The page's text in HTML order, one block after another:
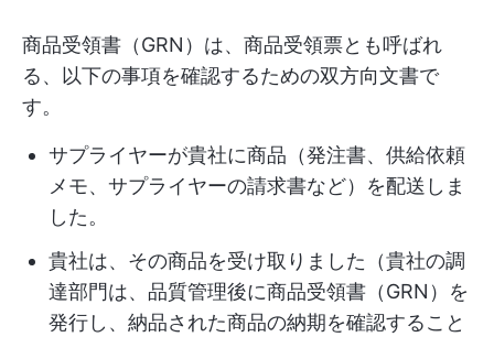
商品受領書（GRN）は、商品受領票とも呼ばれ
る、以下の事項を確認するための双方向文書で
す。
サプライヤーが貴社に商品（発注書、供給依頼
メモ、サプライヤーの請求書など）を配送しま
した。
貴社は、その商品を受け取りました（貴社の調
達部門は、品質管理後に商品受領書（GRN）を
発行し、納品された商品の納期を確認すること